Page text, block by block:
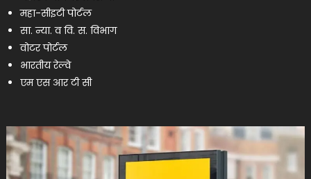
महा-सीइटी पोर्टल
सा. न्या. व वि. स. विभाग
वोटर पोर्टल
भारतीय रेल्वे
एम एस आर टी सी